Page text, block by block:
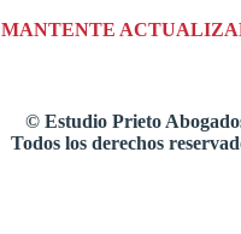
MANTENTE
© Estudio Prieto
Todos los derechos